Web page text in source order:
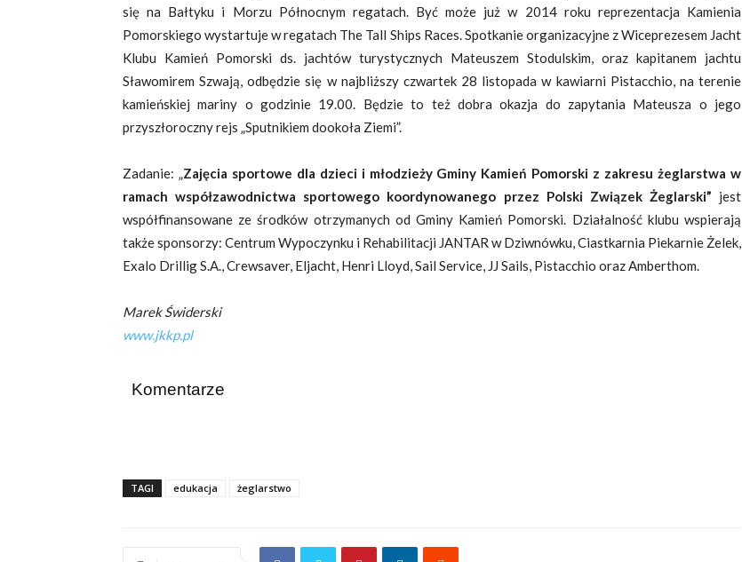
się na Bałtyku i Morzu Północnym regatach. Być może już w 2014 roku reprezentacja Kamienia
Pomorskiego wystartuje w regatach The Tall Ships Races. Spotkanie organizacyjne z Wiceprezesem Jacht
Klubu Kamień Pomorski ds. jachtów turystycznych Mateuszem Stodulskim, oraz kapitanem jachtu
Sławomirem Szwają, odbędzie się w najbliższy czwartek 28 listopada w kawiarni Pistacchio, na terenie
kamieńskiej mariny o godzinie 19.00. Będzie to też dobra okazja do zapytania Mateusza o jego
przyszłoroczny rejs „Sputnikiem dookoła Ziemi”.
Zadanie: „Zajęcia sportowe dla dzieci i młodzieży Gminy Kamień Pomorski z zakresu żeglarstwa w
ramach współzawodnictwa sportowego koordynowanego przez Polski Związek Żeglarski” jest
współfinansowane ze środków otrzymanych od Gminy Kamień Pomorski. Działalność klubu wspierają
także sponsorzy: Centrum Wypoczynku i Rehabilitacji JANTAR w Dziwnówku, Ciastkarnia Piekarnie Żelek,
Exalo Drillig S.A., Crewsaver, Eljacht, Henri Lloyd, Sail Service, JJ Sails, Pistacchio oraz Amberthom.
Marek Świderski
www.jkkp.pl
Komentarze
TAGI edukacja żeglarstwo